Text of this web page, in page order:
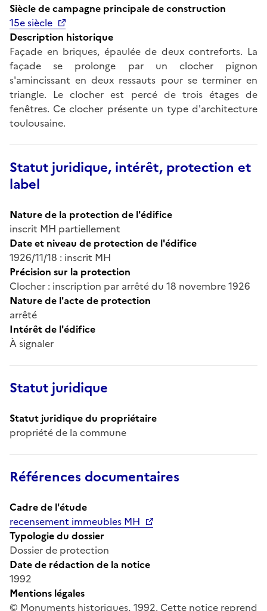
Siècle de campagne principale de construction
15e siècle
Description historique
Façade en briques, épaulée de deux contreforts. La
façade se prolonge par un clocher pignon
s'amincissant en deux ressauts pour se terminer en
triangle. Le clocher est percé de trois étages de
fenêtres. Ce clocher présente un type d'architecture
toulousaine.
Statut juridique, intérêt, protection et
label
Nature de la protection de l'édifice
inscrit MH partiellement
Date et niveau de protection de l'édifice
1926/11/18 : inscrit MH
Précision sur la protection
Clocher : inscription par arrêté du 18 novembre 1926
Nature de l'acte de protection
arrêté
Intérêt de l'édifice
À signaler
Statut juridique
Statut juridique du propriétaire
propriété de la commune
Références documentaires
Cadre de l'étude
recensement immeubles MH
Typologie du dossier
Dossier de protection
Date de rédaction de la notice
1992
Mentions légales
© Monuments historiques, 1992. Cette notice reprend